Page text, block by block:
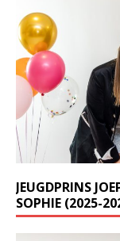
JEUGDPRINS
SOPHIE (2025-